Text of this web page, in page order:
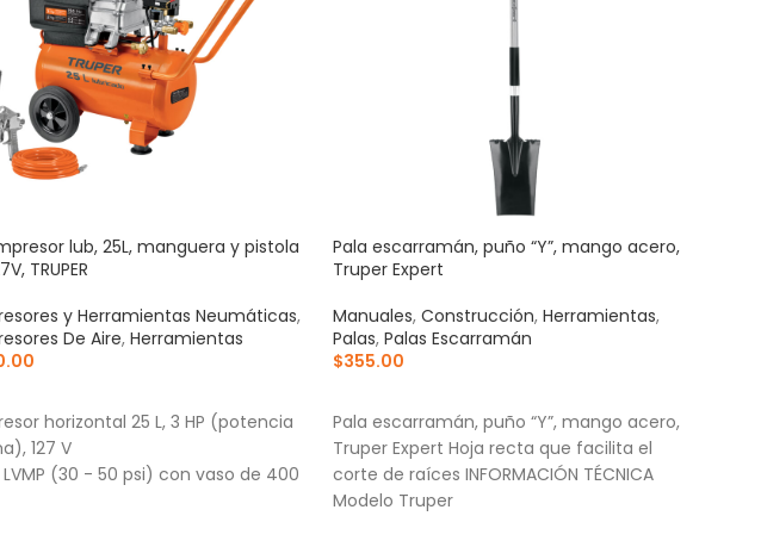
lub, 25L, manguera y pistola
TRUPER
y Herramientas Neumáticas,
De Aire, Herramientas
horizontal 25 L, 3 HP (potencia
127 V
LVMP (30 - 50 psi) con vaso de 400
Pala escarramán, puño “Y”, mango acero,
Truper Expert
Manuales, Construcción, Herramientas,
Palas, Palas Escarramán
$355.00
Pala escarramán, puño “Y”, mango acero,
Truper Expert Hoja recta que facilita el
corte de raíces INFORMACIÓN TÉCNICA
Modelo Truper